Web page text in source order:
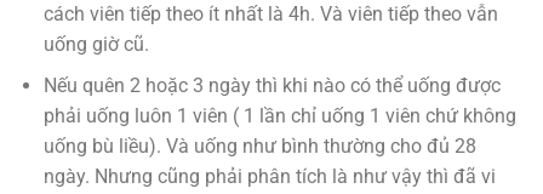
cách viên tiếp theo ít nhất là 4h. Và viên tiếp theo vẫn
uống giờ cũ.
Nếu quên 2 hoặc 3 ngày thì khi nào có thể uống được
phải uống luôn 1 viên ( 1 lần chỉ uống 1 viên chứ không
uống bù liều). Và uống như bình thường cho đủ 28
ngày. Nhưng cũng phải phân tích là như vậy thì đã vi